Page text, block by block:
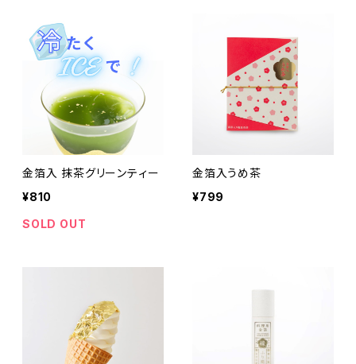
金箔入 抹茶グリーンティー
¥810
SOLD OUT
金箔入うめ茶
¥799